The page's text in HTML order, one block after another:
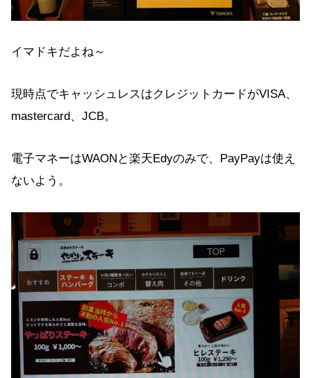
イマドキだよね～
現時点でキャッシュレスはクレジットカードがVISA、
mastercard、JCB。
電子マネーはWAONと楽天Edyのみで、PayPayは使え
ないよう。